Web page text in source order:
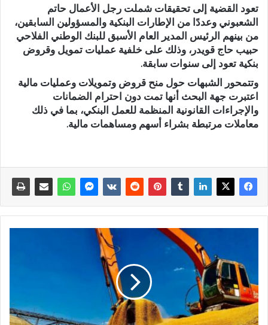
تعود القضية إلى تحقيقات شملت رجل الأعمال حاتم
الشعبوني وعددًا من الإطارات البنكية والمسؤولين السابقين،
من بينهم الرئيس المدير العام الأسبق للبنك الوطني الفلاحي
حبيب حاج قويدر، وذلك على خلفية عمليات تمويل وقروض
بنكية تعود إلى سنوات سابقة.
وتتمحور الشبهات حول منح قروض وتمويلات وعمليات مالية
اعتبرت جهة البحث أنها تمت دون احترام الضمانات
والإجراءات القانونية المنظمة للعمل البنكي، بما في ذلك
معاملات مرتبطة بشراء أسهم ومساهمات مالية.